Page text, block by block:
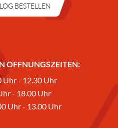
BESTELLEN
ÖFFNUNGSZEITEN:
Uhr - 12.30 Uhr
- 18.00 Uhr
Uhr - 13.00 Uhr